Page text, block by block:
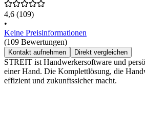
4,6 (109)
•
Keine Preisinformationen
(109 Bewertungen)
Kontakt aufnehmen Direkt vergleichen
STREIT ist Handwerkersoftware und
einer Hand. Die Komplettlösung, die
effizient und zukunftssicher macht.